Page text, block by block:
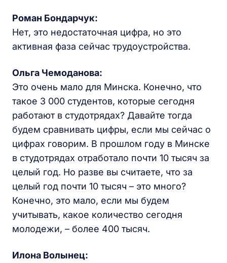
Роман Бондарчук:
Нет, это недостаточная цифра, но это
активная фаза сейчас трудоустройства.
Ольга Чемоданова:
Это очень мало для Минска. Конечно, что
такое 3 000 студентов, которые сегодня
работают в студотрядах? Давайте тогда
будем сравнивать цифры, если мы сейчас о
цифрах говорим. В прошлом году в Минске
в студотрядах отработало почти 10 тысяч за
целый год. Но разве вы считаете, что за
целый год почти 10 тысяч – это много?
Конечно, это мало, если мы будем
учитывать, какое количество сегодня
молодежи, – более 400 тысяч.
Илона Волынец: